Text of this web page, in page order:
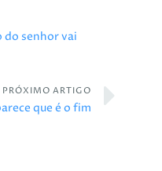
do senhor vai
PRÓXIMO ARTIGO
que é o fim